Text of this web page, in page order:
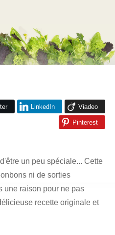
LinkedIn Viadeo
Pinterest
un peu spéciale... Cette
ni de sorties
une raison pour ne pas
recette originale et